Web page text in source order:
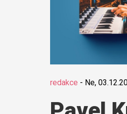
redakce - Ne,